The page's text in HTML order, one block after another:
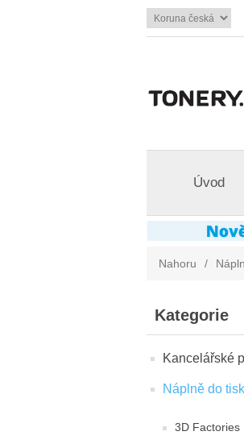
Úvod
Nahoru /
Kategorie
Kancelářské
Náplně do
3D Factories